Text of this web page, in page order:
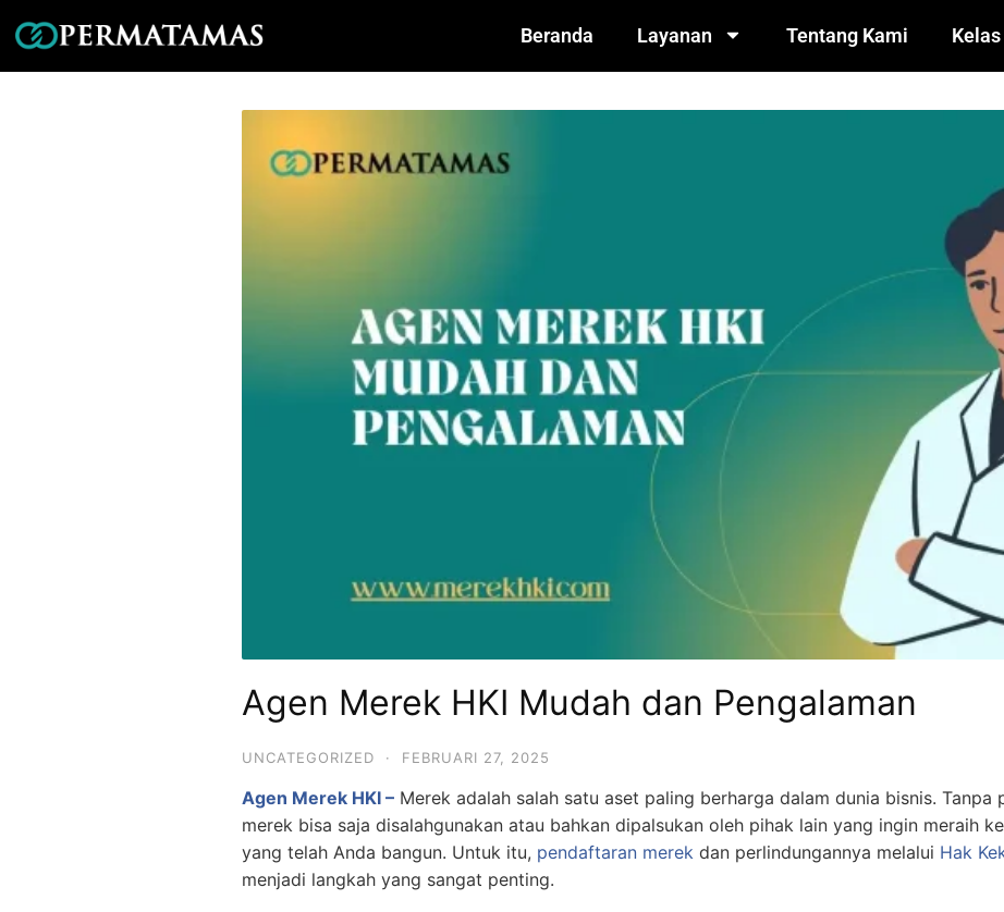
Beranda Layanan Tentang Kami
Agen Merek HKI Mudah dan Pengalaman
UNCATEGORIZED · FEBRUARI 27, 2025
Agen Merek HKI – Merek adalah salah satu aset paling berharga dalam dunia bisnis. Tanpa
merek bisa saja disalahgunakan atau bahkan dipalsukan oleh pihak lain yang ingin meraih
yang telah Anda bangun. Untuk itu, pendaftaran merek dan perlindungannya melalui Hak
menjadi langkah yang sangat penting.